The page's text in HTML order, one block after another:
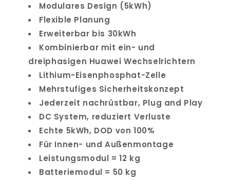
Modulares Design (5kWh)
Flexible Planung
Erweiterbar bis 30kWh
Kombinierbar mit ein- und
dreiphasigen Huawei Wechselrichtern
Lithium-Eisenphosphat-Zelle
Mehrstufiges Sicherheitskonzept
Jederzeit nachrüstbar, Plug and Play
DC System, reduziert Verluste
Echte 5kWh, DOD von 100%
Für Innen- und Außenmontage
Leistungsmodul = 12 kg
Batteriemodul = 50 kg